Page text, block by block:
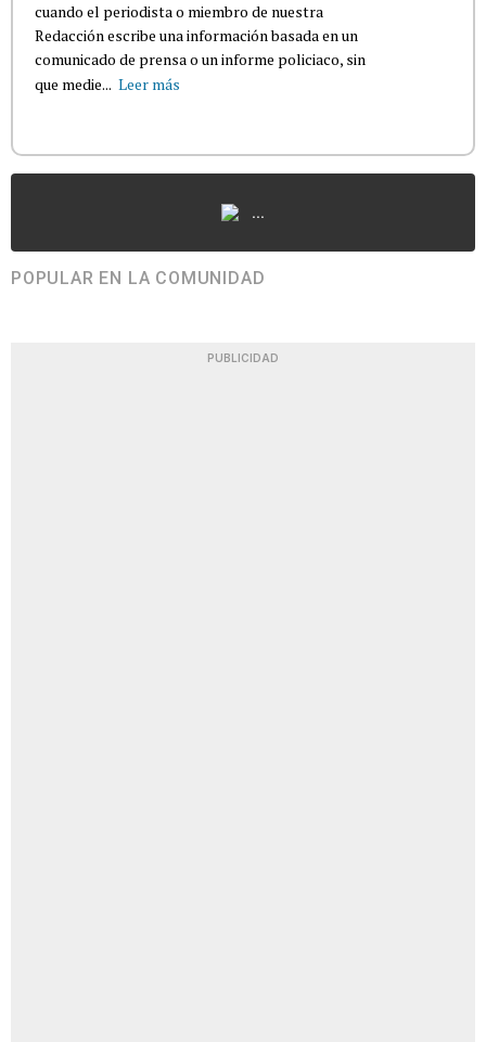
cuando el periodista o miembro de nuestra
Redacción escribe una información basada en un
comunicado de prensa o un informe policiaco, sin
que medie... Leer más
...
POPULAR EN LA COMUNIDAD
PUBLICIDAD